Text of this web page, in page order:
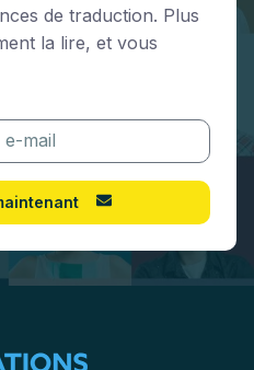
de traduction. Plus
la lire, et vous